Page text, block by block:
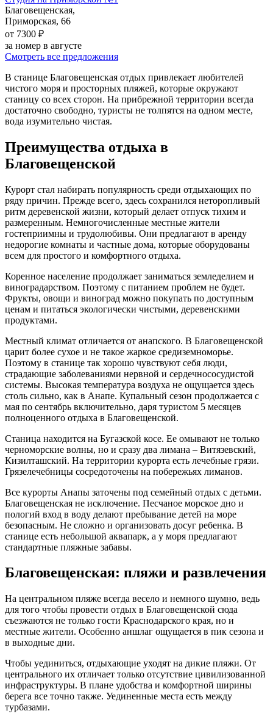
Благовещенская,
Приморская, 66
от 7300 ₽
за номер в августе
Смотреть все предложения
В станице Благовещенская отдых привлекает любителей
чистого моря и просторных пляжей, которые окружают
станицу со всех сторон. На прибрежной территории всегда
достаточно свободно, туристы не толпятся на одном месте,
вода изумительно чистая.
Преимущества отдыха в
Благовещенской
Курорт стал набирать популярность среди отдыхающих по
ряду причин. Прежде всего, здесь сохранился неторопливый
ритм деревенской жизни, который делает отпуск тихим и
размеренным. Немногочисленные местные жители
гостеприимны и трудолюбивы. Они предлагают в аренду
недорогие комнаты и частные дома, которые оборудованы
всем для простого и комфортного отдыха.
Коренное население продолжает заниматься земледелием и
виноградарством. Поэтому с питанием проблем не будет.
Фрукты, овощи и виноград можно покупать по доступным
ценам и питаться экологически чистыми, деревенскими
продуктами.
Местный климат отличается от анапского. В Благовещенской
царит более сухое и не такое жаркое средиземноморье.
Поэтому в станице так хорошо чувствуют себя люди,
страдающие заболеваниями нервной и сердечнососудистой
системы. Высокая температура воздуха не ощущается здесь
столь сильно, как в Анапе. Купальный сезон продолжается с
мая по сентябрь включительно, даря туристом 5 месяцев
полноценного отдыха в Благовещенской.
Станица находится на Бугазской косе. Ее омывают не только
черноморские волны, но и сразу два лимана – Витязевский,
Кизилташский. На территории курорта есть лечебные грязи.
Грязелечебницы сосредоточены на побережьях лиманов.
Все курорты Анапы заточены под семейный отдых с детьми.
Благовещенская не исключение. Песчаное морское дно и
пологий вход в воду делают пребывание детей на море
безопасным. Не сложно и организовать досуг ребенка. В
станице есть небольшой аквапарк, а у моря предлагают
стандартные пляжные забавы.
Благовещенская: пляжи и развлечения
На центральном пляже всегда весело и немного шумно, ведь
для того чтобы провести отдых в Благовещенской сюда
съезжаются не только гости Краснодарского края, но и
местные жители. Особенно аншлаг ощущается в пик сезона и
в выходные дни.
Чтобы уединиться, отдыхающие уходят на дикие пляжи. От
центрального их отличает только отсутствие цивилизованной
инфраструктуры. В плане удобства и комфортной ширины
берега все точно также. Уединенные места есть между
турбазами.